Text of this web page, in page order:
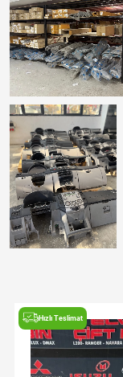
Hızlı Teslimat